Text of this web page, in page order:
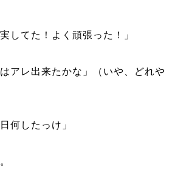
してた！よく頑張った！」
アレ出来たかな」（いや、どれや
何したっけ」